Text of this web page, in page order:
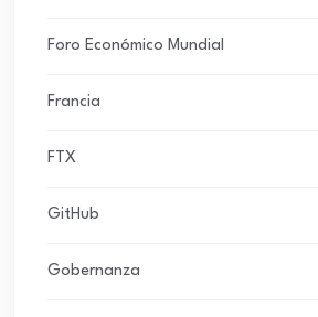
Foro Económico Mundial
Francia
FTX
GitHub
Gobernanza